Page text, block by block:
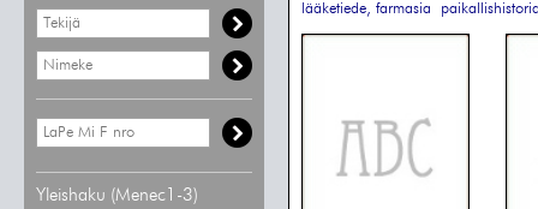
Yleishaku (Menec1-3)
lääketiede, farmasia